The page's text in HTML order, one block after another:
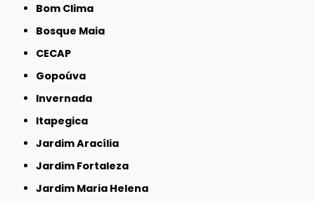
Bom Clima
Bosque Maia
CECAP
Gopoúva
Invernada
Itapegica
Jardim Aracília
Jardim Fortaleza
Jardim Maria Helena